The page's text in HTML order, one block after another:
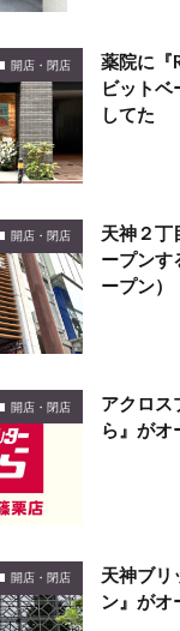
開店・閉店
薬院に『
ビットベ
してた
開店・閉店
天神２丁
ープンす
ープン）
開店・閉店
アクロス
ら』がオ
開店・閉店
天神ブリ
ン』がオ